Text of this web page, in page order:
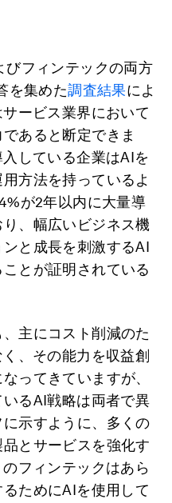
びフィンテックの両方
を集めた調査結果によ
ービス業界において
あると断定できま
している企業はAIを
方法を持っているよ
が2年以内に大量導
、幅広いビジネス機
と成長を刺激するAI
とが証明されている
主にコスト削減のた
、その能力を収益創
ってきていますが、
るAI戦略は両者で異
示すように、多くの
とサービスを強化す
フィンテックはあら
ためにAIを使用して